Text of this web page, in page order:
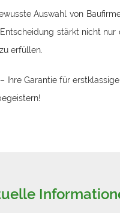
Auswahl von
stärkt nicht
erfüllen.
Garantie für